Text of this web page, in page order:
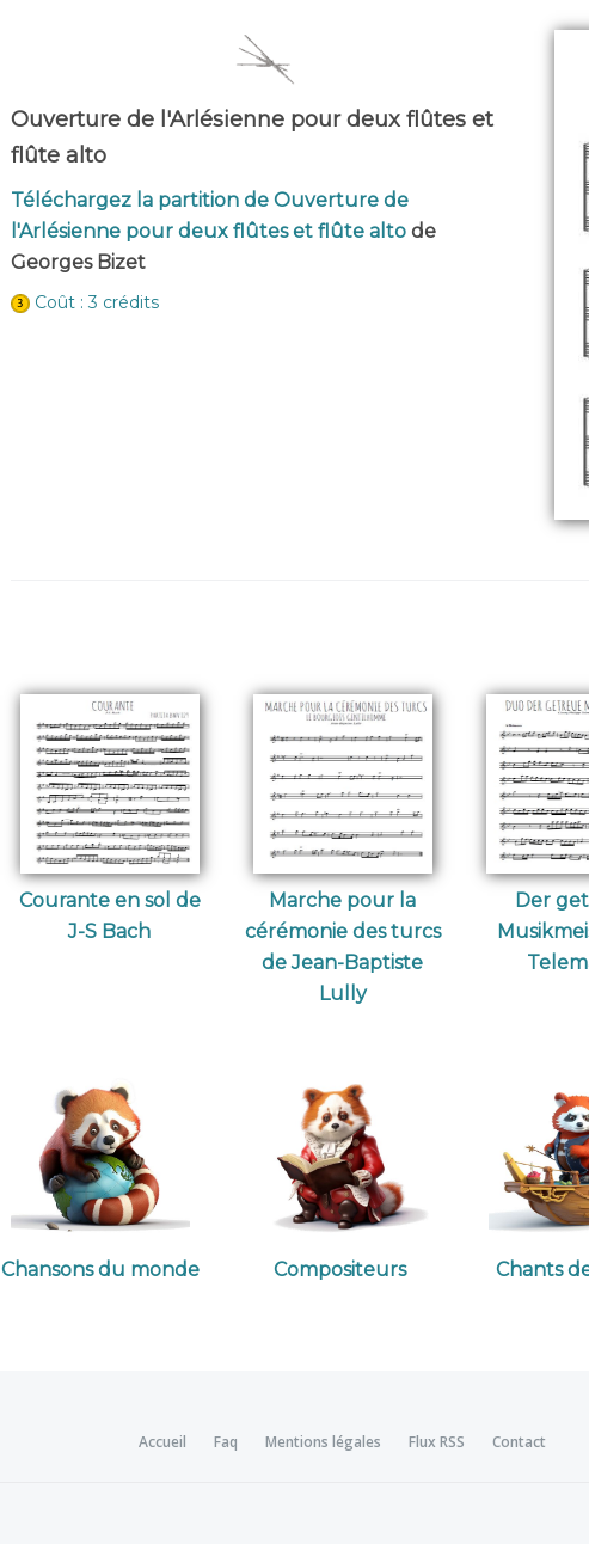
Ouverture de l'Arlésienne pour deux flûtes et
flûte alto
Téléchargez la partition de Ouverture de
l'Arlésienne pour deux flûtes et flûte alto de
Georges Bizet
Coût : 3 crédits
Courante en sol de
J-S Bach
Marche pour la
cérémonie des turcs
de Jean-Baptiste
Lully
Der
Chansons du monde Compositeurs Chants
Accueil Faq Mentions légales Flux RSS Contact